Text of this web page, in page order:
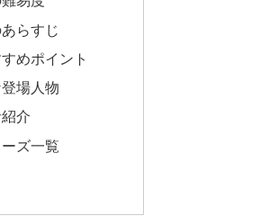
らすじ
めポイント
場人物
介
ズ一覧